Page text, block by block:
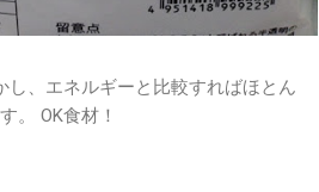
し、エネルギーと比較すればほとん
。 OK食材！